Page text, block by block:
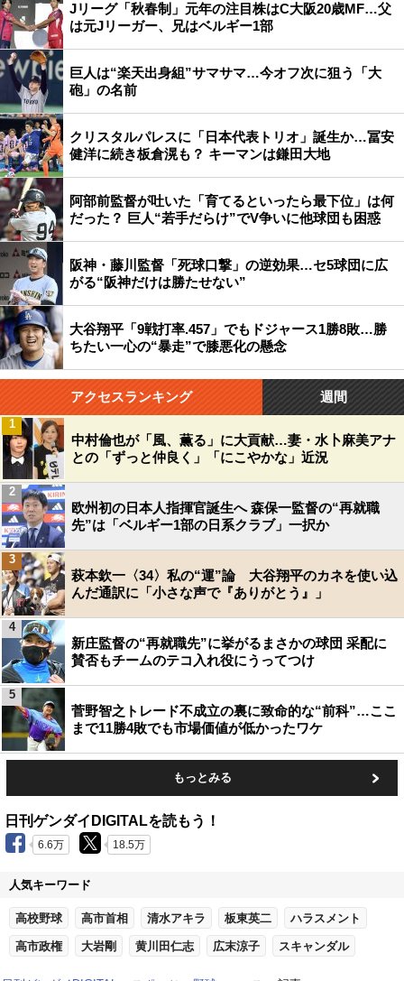
Jリーグ「秋春制」元年の注目株はC大阪20歳MF…父
は元Jリーガー、兄はベルギー1部
巨人は“楽天出身組”サマサマ…今オフ次に狙う「大
砲」の名前
クリスタルパレスに「日本代表トリオ」誕生か…冨安
健洋に続き板倉滉も？ キーマンは鎌田大地
阿部前監督が吐いた「育てるといったら最下位」は何
だった？ 巨人“若手だらけ”でV争いに他球団も困惑
阪神・藤川監督「死球口撃」の逆効果…セ5球団に広
がる“阪神だけは勝たせない”
大谷翔平「9戦打率.457」でもドジャース1勝8敗…勝
ちたい一心の“暴走”で膝悪化の懸念
アクセスランキング 週間
中村倫也が「風、薫る」に大貢献…妻・水卜麻美アナ
との「ずっと仲良く」「にこやかな」近況
1
欧州初の日本人指揮官誕生へ 森保一監督の“再就職
先”は「ベルギー1部の日系クラブ」一択か
2
萩本欽一〈34〉私の“運”論 大谷翔平のカネを使い込
んだ通訳に「小さな声で『ありがとう』」
3
新庄監督の“再就職先”に挙がるまさかの球団 采配に
賛否もチームのテコ入れ役にうってつけ
4
菅野智之トレード不成立の裏に致命的な“前科”…ここ
まで11勝4敗でも市場価値が低かったワケ
5
もっとみる
日刊ゲンダイDIGITALを読もう！
6.6万 18.5万
人気キーワード
高校野球 高市首相 清水アキラ 板東英二 ハラスメント
高市政権 大岩剛 黄川田仁志 広末涼子 スキャンダル